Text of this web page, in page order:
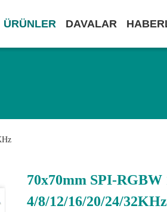
ÜRÜNLER DAVALAR
70x70mm SPI-
4/8/12/16/20/24/32KHz